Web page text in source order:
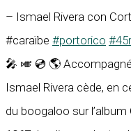
– Ismael Rivera con
#caraïbe #portorico
🎤 🎺 💿 🌎
Ismael Rivera cède, en
du boogaloo sur